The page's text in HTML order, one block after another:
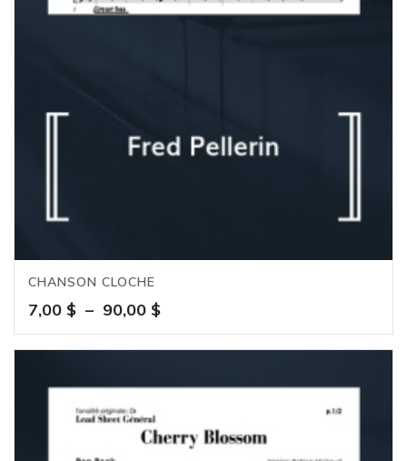
CHANSON CLOCHE
7,00 $ – 90,00 $Plage
de
prix :
à